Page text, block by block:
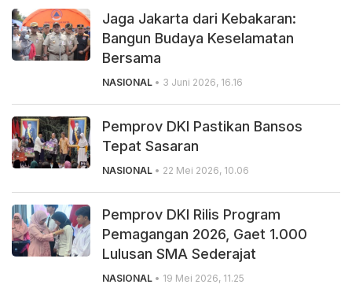
Jaga Jakarta dari Kebakaran:
Bangun Budaya Keselamatan
Bersama
NASIONAL • 3 Juni 2026, 16.16
Pemprov DKI Pastikan Bansos
Tepat Sasaran
NASIONAL • 22 Mei 2026, 10.06
Pemprov DKI Rilis Program
Pemagangan 2026, Gaet 1.000
Lulusan SMA Sederajat
NASIONAL • 19 Mei 2026, 11.25